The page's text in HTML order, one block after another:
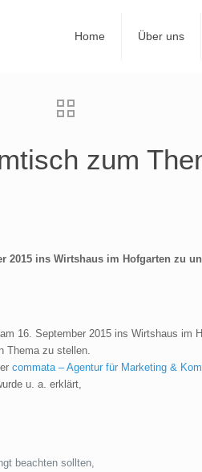
Home Über uns
zum
ins Wirtshaus im Hofgarten zu
16. September 2015 ins Wirtshaus im
Thema zu stellen.
commata – Agentur für Marketing &
u. a. erklärt,
beachten sollten,